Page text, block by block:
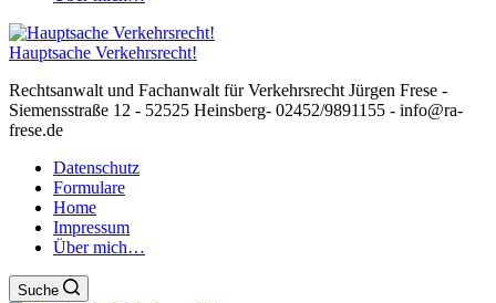
Hauptsache Verkehrsrecht!
Rechtsanwalt und Fachanwalt für Verkehrsrecht Jürgen Frese -
Siemensstraße 12 - 52525 Heinsberg- 02452/9891155 - info@ra-
frese.de
Datenschutz
Formulare
Home
Impressum
Über mich…
Suche